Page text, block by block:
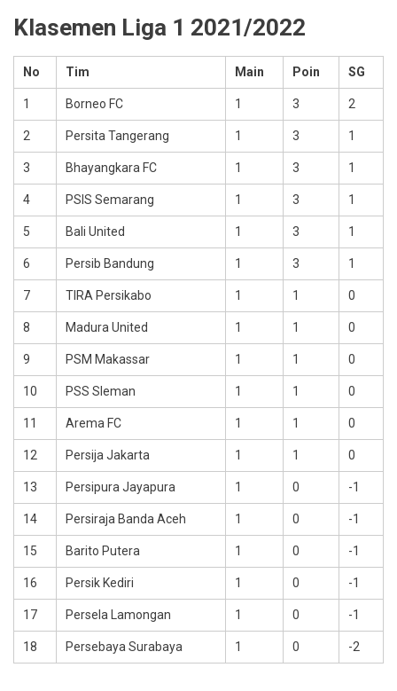
Klasemen Liga 1 2021/2022
No Tim Main Poin SG
1 Borneo FC 1 3 2
2 Persita Tangerang 1 3 1
3 Bhayangkara FC 1 3 1
4 PSIS Semarang 1 3 1
5 Bali United 1 3 1
6 Persib Bandung 1 3 1
7 TIRA Persikabo 1 1 0
8 Madura United 1 1 0
9 PSM Makassar 1 1 0
10 PSS Sleman 1 1 0
11 Arema FC 1 1 0
12 Persija Jakarta 1 1 0
13 Persipura Jayapura 1 0 -1
14 Persiraja Banda Aceh 1 0 -1
15 Barito Putera 1 0 -1
16 Persik Kediri 1 0 -1
17 Persela Lamongan 1 0 -1
18 Persebaya Surabaya 1 0 -2